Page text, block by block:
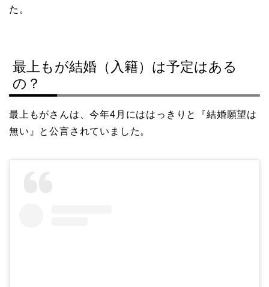
た。
最上もが結婚（入籍）は予定はある
の？
最上もがさんは、今年4月にははっきりと『結婚願望は
無い』と公言されていました。